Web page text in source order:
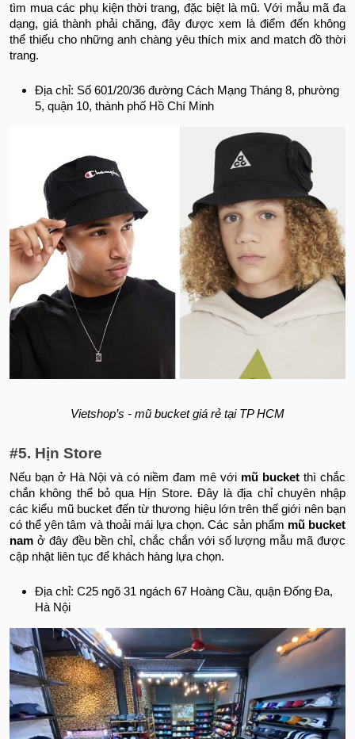
tìm mua các phụ kiện thời trang, đặc biệt là mũ. Với mẫu mã đa
dạng, giá thành phải chăng, đây được xem là điểm đến không
thể thiếu cho những anh chàng yêu thích mix and match đồ thời
trang.
Địa chỉ: Số 601/20/36 đường Cách Mạng Tháng 8, phường
5, quận 10, thành phố Hồ Chí Minh
Vietshop’s - mũ bucket giá rẻ tại TP HCM
#5. Hịn Store
Nếu bạn ở Hà Nội và có niềm đam mê với mũ bucket thì chắc
chắn không thể bỏ qua Hịn Store. Đây là địa chỉ chuyên nhập
các kiểu mũ bucket đến từ thương hiệu lớn trên thế giới nên bạn
có thể yên tâm và thoải mái lựa chọn. Các sản phẩm mũ bucket
nam ở đây đều bền chỉ, chắc chắn với số lượng mẫu mã được
cập nhật liên tục để khách hàng lựa chọn.
Địa chỉ: C25 ngõ 31 ngách 67 Hoàng Cầu, quận Đống Đa,
Hà Nội